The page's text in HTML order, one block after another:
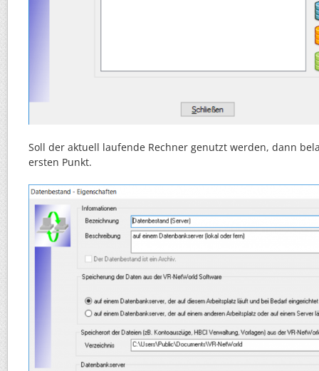
Soll der aktuell laufende Rechner genutzt werden, dann
ersten Punkt.